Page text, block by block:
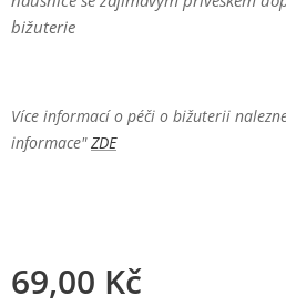
bižuterie
Více informací o péči o bižuterii
informace"ZDE
69,00 Kč